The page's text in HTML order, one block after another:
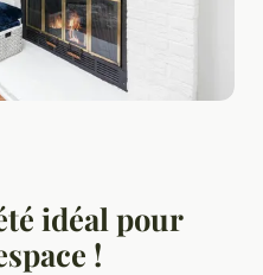
idéal pour
!